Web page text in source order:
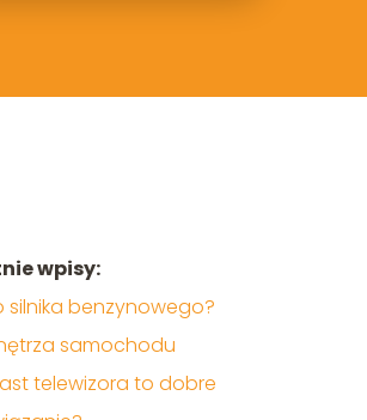
wpisy:
benzynowego?
samochodu
telewizora to dobre